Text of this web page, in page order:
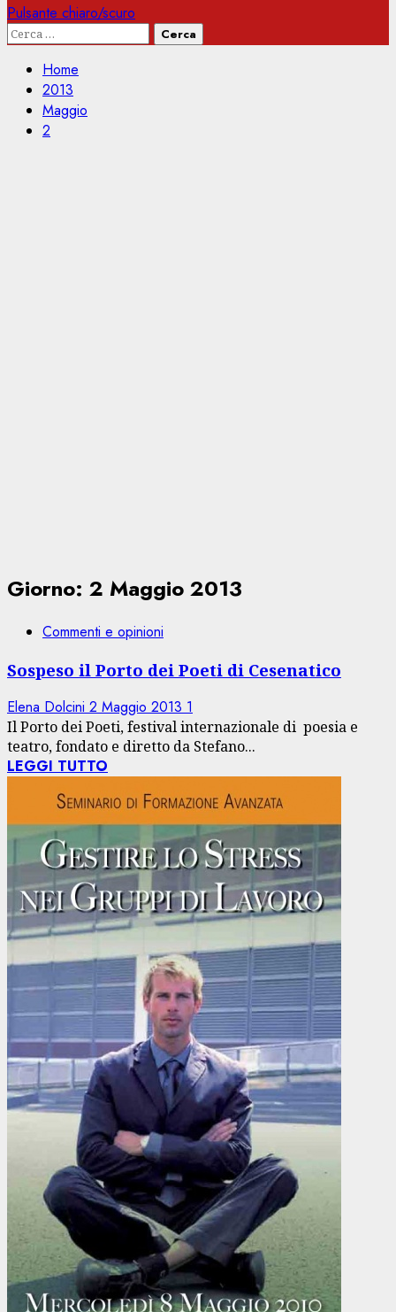
Pulsante chiaro/scuro
Ricerca
Home
2013
Maggio
2
Giorno: 2 Maggio 2013
Commenti e opinioni
Sospeso il Porto dei Poeti di Cesenatico
Elena Dolcini 2 Maggio 2013 1
Il Porto dei Poeti, festival internazionale di poesia e
teatro, fondato e diretto da Stefano...
LEGGI TUTTO